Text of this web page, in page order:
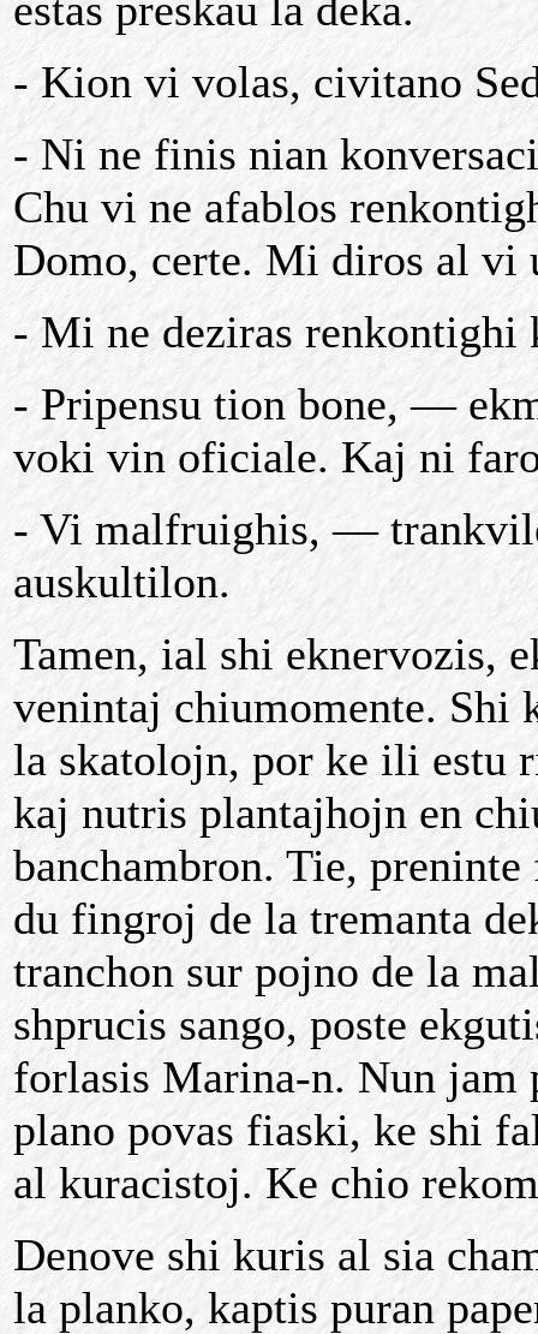
- Kion vi volas, civitano
- Ni ne finis nian
Chu vi ne afablos
Domo, certe. Mi diros al vi
- Mi ne deziras renkontighi
- Pripensu tion bone, —
voki vin oficiale. Kaj ni
- Vi malfruighis, —
auskultilon.
Tamen, ial shi eknervozis,
venintaj chiumomente. Shi
la skatolojn, por ke ili estu
kaj nutris plantajhojn en
banchambron. Tie,
du fingroj de la tremanta
tranchon sur pojno de la
shprucis sango, poste
forlasis Marina-n. Nun
plano povas fiaski, ke shi
al kuracistoj. Ke chio
Denove shi kuris al sia
la planko, kaptis puran